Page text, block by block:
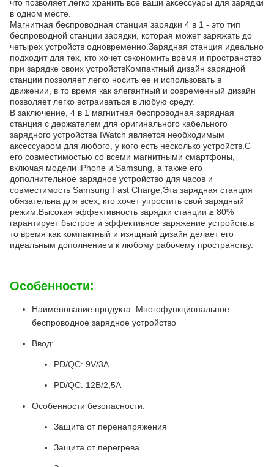
что позволяет легко хранить все ваши аксессуары для зарядки
в одном месте.
Магнитная беспроводная станция зарядки 4 в 1 - это тип
беспроводной станции зарядки, которая может заряжать до
четырех устройств одновременно.Зарядная станция идеально
подходит для тех, кто хочет сэкономить время и пространство
при зарядке своих устройствКомпактный дизайн зарядной
станции позволяет легко носить ее и использовать в
движении, в то время как элегантный и современный дизайн
позволяет легко встраиваться в любую среду.
В заключение, 4 в 1 магнитная беспроводная зарядная
станция с держателем для оригинального кабельного
зарядного устройства IWatch является необходимым
аксессуаром для любого, у кого есть несколько устройств.С
его совместимостью со всеми магнитными смартфоны,
включая модели iPhone и Samsung, а также его
дополнительное зарядное устройство для часов и
совместимость Samsung Fast Charge,Эта зарядная станция
обязательна для всех, кто хочет упростить свой зарядный
режим.Высокая эффективность зарядки станции ≥ 80%
гарантирует быстрое и эффективное заряжение устройств.в
то время как компактный и изящный дизайн делает его
идеальным дополнением к любому рабочему пространству.
Особенности:
Наименование продукта: Многофункциональное
беспроводное зарядное устройство
Ввод:
PD/QC: 9V/3A
PD/QC: 12В/2,5А
Особенности безопасности:
Защита от перенапряжения
Защита от перегрева